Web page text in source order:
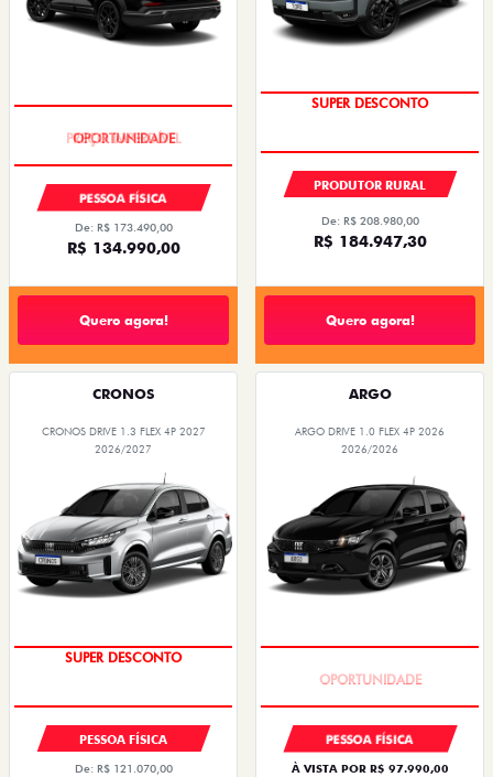
PESSOA FÍSICA
De: R$ 173.490,00
R$ 134.990,00
Quero agora!
SUPER DESCONTO
PRODUTOR RURAL
De: R$ 208.980,00
R$ 184.947,30
Quero agora!
CRONOS
CRONOS DRIVE 1.3 FLEX 4P 2027
2026/2027
SUPER DESCONTO
PESSOA FÍSICA
De: R$ 121.070,00
ARGO
ARGO DRIVE 1.0 FLEX 4P 2026
2026/2026
PESSOA FÍSICA
À VISTA POR R$ 97.990,00